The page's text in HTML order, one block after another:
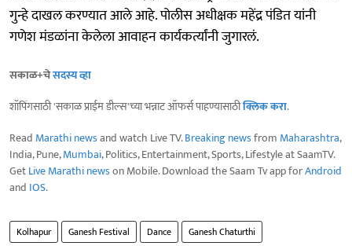
गुन्हे दाखल करण्यात आले आहे. पोलीस अधीक्षक महेंद्र पंडित यांनी
गणेश मंडळांना केलेला आवाहन कार्यकर्त्यांनी जुगारलं.
सकाळ+चेसदस्य व्हा
शॉपिंगसाठी 'सकाळ प्राईम डील्स'च्या भन्नाट ऑफर्स पाहण्यासाठीक्लिक करा.
Read Marathi newsand watch Live TV.Breaking newsfrom Maharashtra,
India, Pune,Mumbai, Politics, Entertainment, Sports, Lifestyle at SaamTV.
GetLive Marathi newson Mobile. Download the Saam Tv app forAndroid
and IOS.
Kolhapur Ganesh Festival Dance Ganesh Chaturthi